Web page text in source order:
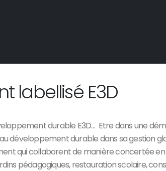
labellisé E3D
durable E3D… Etre dans une
développement durable dans sa gestion
qui collaborent de manière concertée en
pédagogiques, restauration scolaire,